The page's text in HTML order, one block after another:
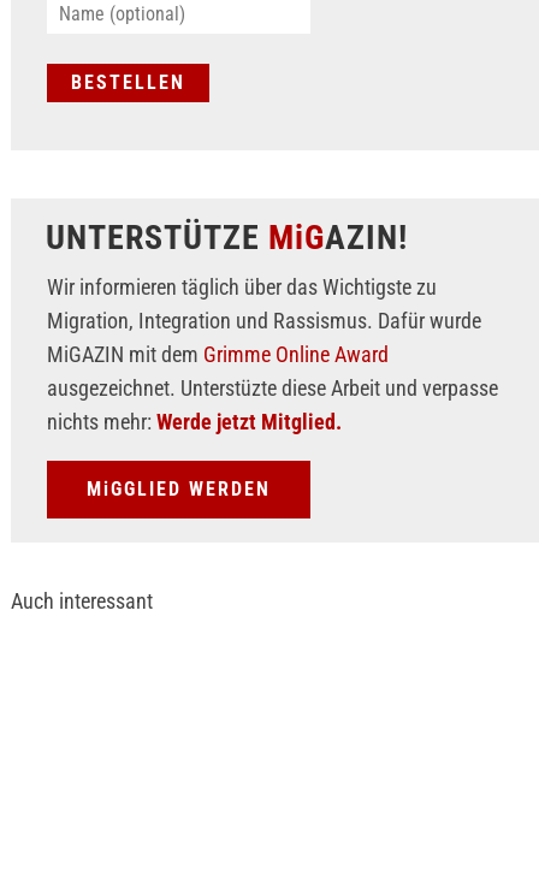
UNTERSTÜTZE MiGAZIN!
Wir informieren täglich über das Wichtigste zu
Migration, Integration und Rassismus. Dafür wurde
MiGAZIN mit dem Grimme Online Award
ausgezeichnet. Unterstüzte diese Arbeit und verpasse
nichts mehr: Werde jetzt Mitglied.
MiGGLIED WERDEN
Auch interessant